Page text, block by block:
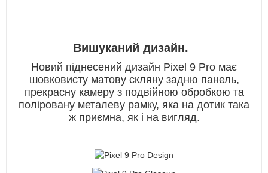
Вишуканий дизайн.
Новий піднесений дизайн Pixel 9 Pro має
шовковисту матову скляну задню панель,
прекрасну камеру з подвійною обробкою та
поліровану металеву рамку, яка на дотик така
ж приємна, як і на вигляд.